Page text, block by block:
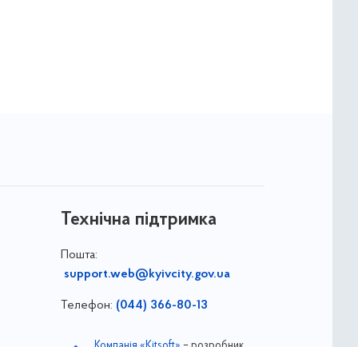
Технічна підтримка
Пошта:
support.web@kyivcity.gov.ua
Телефон: (044) 366-80-13